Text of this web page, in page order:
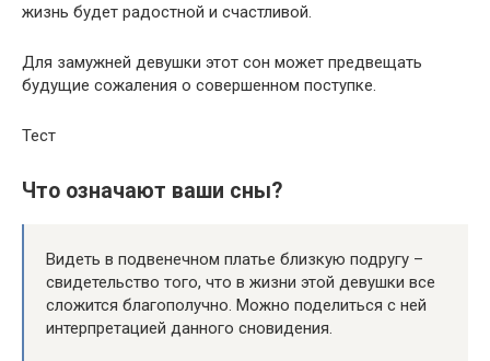
жизнь будет радостной и счастливой.
Для замужней девушки этот сон может предвещать
будущие сожаления о совершенном поступке.
Тест
Что означают ваши сны?
Видеть в подвенечном платье близкую подругу –
свидетельство того, что в жизни этой девушки все
сложится благополучно. Можно поделиться с ней
интерпретацией данного сновидения.